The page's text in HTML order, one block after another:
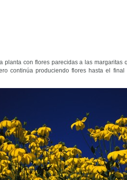
planta con flores parecidas a las margaritas
continúa produciendo flores hasta el